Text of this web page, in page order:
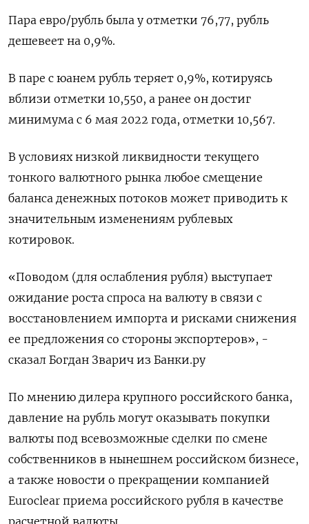
Пара евро/рубль была у отметки 76,77, рубль
дешевеет на 0,9%.
В паре с юанем рубль теряет 0,9%, котируясь
вблизи отметки 10,550, а ранее он достиг
минимума с 6 мая 2022 года, отметки 10,567.
В условиях низкой ликвидности текущего
тонкого валютного рынка любое смещение
баланса денежных потоков может приводить к
значительным изменениям рублевых
котировок.
«Поводом (для ослабления рубля) выступает
ожидание роста спроса на валюту в связи с
восстановлением импорта и рисками снижения
ее предложения со стороны экспортеров», -
сказал Богдан Зварич из Банки.ру
По мнению дилера крупного российского банка,
давление на рубль могут оказывать покупки
валюты под всевозможные сделки по смене
собственников в нынешнем российском бизнесе,
а также новости о прекращении компанией
Euroclear приема российского рубля в качестве
расчетной валюты.